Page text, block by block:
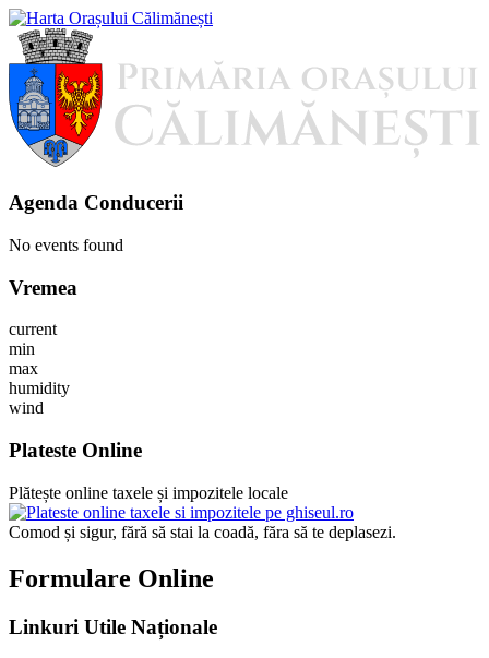
Agenda Conducerii
No events found
Vremea
current
min
max
humidity
wind
Plateste Online
Plătește online taxele și impozitele locale
Comod și sigur, fără să stai la coadă, făra să te deplasezi.
Formulare Online
Linkuri Utile Naționale